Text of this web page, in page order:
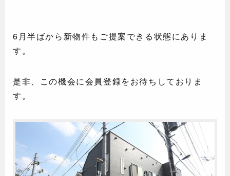
6月半ばから新物件もご提案できる状態にありま
す。
是非、この機会に会員登録をお待ちしておりま
す。